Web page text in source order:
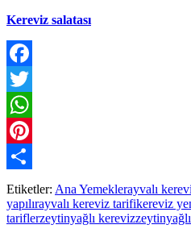
Kereviz salatası
Facebook
Twitter
WhatsApp
Pinterest
Paylaş
Etiketler: Ana Yemeklerayvalı
yapılırayvalı kereviz tarifikereviz
tariflerzeytinyağlı kereviz